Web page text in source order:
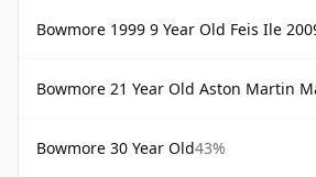
Bowmore 1999 9 Year Old Feis Ile
Bowmore 21 Year Old Aston Martin Masters
Bowmore 30 Year Old43%